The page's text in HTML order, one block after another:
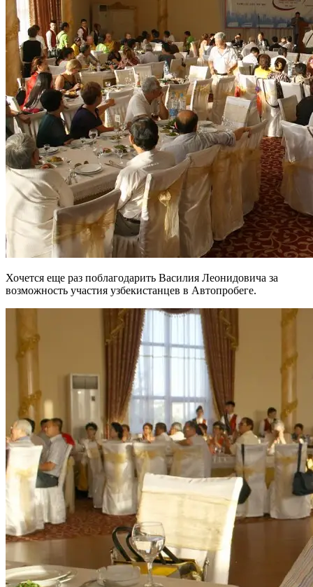
Хочется еще раз поблагодарить Василия Леонидовича за
возможность участия узбекистанцев в Автопробеге.